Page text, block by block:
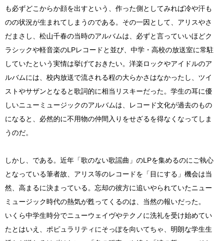
も必ずどこからか顔を出すという、作った側としてみれば冷や汗も
のの状況が生まれてしまうのである。その一因として、アリスやさ
だまさし、松山千春の当時のアルバムは、必ずと言っていいほどク
ラシックや軽音楽のLPレコードと並び、中学・高校の放送室に常駐
していたという実情は挙げておきたい。洋楽ロックやアイドルのア
ルバムには、校内放送で流される程の大らかさはなかったし、ツイ
ストやサザンとなると歌詞的に相当リスキーだった。学生の耳に優
しいニューミュージックのアルバムは、レコード文化が過去のもの
になると、必然的に不用物の仲間入りをせざるを得なくなってしま
うのだ。
しかし、である。近年「歌のない歌謡曲」のLPを集めるのにご執心
となっている筆者故、アリス等のレコードを「目にする」機会は当
然、高まるに決まっている。忘却の彼方に追いやられていたニュー
ミュージック時代の熱気が甦ってくるのは、当然の報いだった。
いくら中学生時分でニューウェイヴやテクノに洗礼を受け始めてい
たとはいえ、ポピュラリティにそっぽを向いてちゃ、明朗な学生生